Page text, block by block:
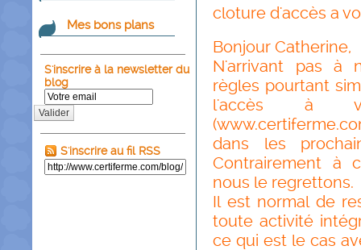
Mes bons plans
S'inscrire à la newsletter du
blog
Valider
S'inscrire au fil RSS
cloture d'accès a
Bonjour Catherine,
N'arrivant pas à
règles pourtant
l'accès à
dans les
Contrairement à
nous le regrettons.
Il est normal de
toute activité
ce qui est le cas